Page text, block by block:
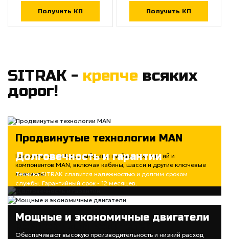
Получить КП Получить КП
SITRAK - крепче всяких
дорог!
Продвинутые технологии MAN
Грузовики SITRAK разработаны на базе технологий и
компонентов MAN, включая кабины, шасси и другие ключевые
элементы
Долговечность и гарантии
Техника SITRAK славится надежностью и долгим сроком
службы. Гарантийный срок - 12 месяцев.
Мощные и экономичные двигатели
Обеспечивают высокую производительность и низкий расход
Комфорт для водителей